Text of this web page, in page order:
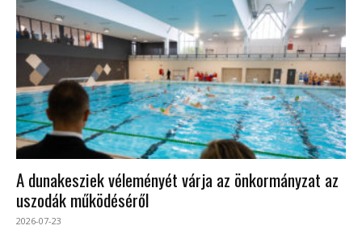
A dunakesziek véleményét várja az önkormányzat az
uszodák működéséről
2026-07-23